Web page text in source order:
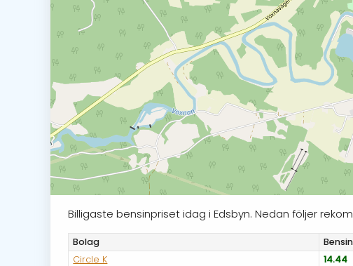
Billigaste bensinpriset idag i Edsbyn. Nedan följer
Bolag
Circle K
14.44